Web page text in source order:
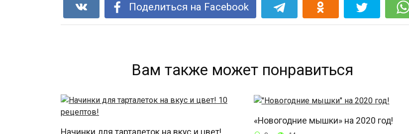
Поделиться на Facebook
Вам также может понравиться
Начинки для тарталеток на вкус и цвет!
«Новогодние мышки» на 2020 год!